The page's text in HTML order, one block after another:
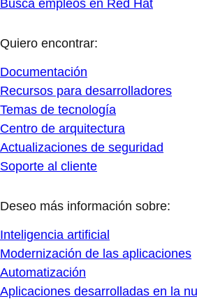
Busca empleos en Red Hat
Quiero encontrar:
Documentación
Recursos para desarrolladores
Temas de tecnología
Centro de arquitectura
Actualizaciones de seguridad
Soporte al cliente
Deseo más información sobre:
Inteligencia artificial
Modernización de las aplicaciones
Automatización
Aplicaciones desarrolladas en la